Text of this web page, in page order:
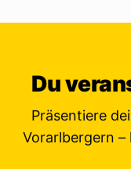
Du
Präsentiere
Vorarlbergern –